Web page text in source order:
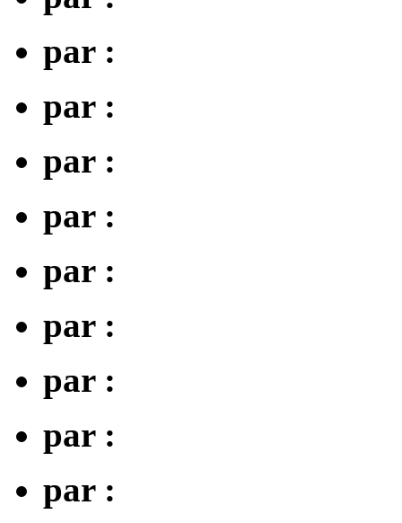
par :
par :
par :
par :
par :
par :
par :
par :
par :